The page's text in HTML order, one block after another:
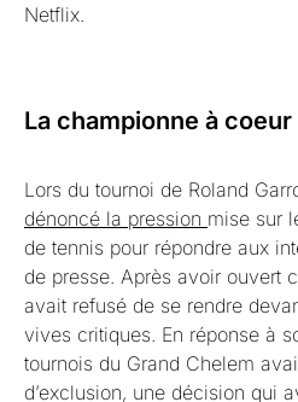
Netflix.
La championne à
Lors du tournoi de Roland
dénoncé la pression mise sur
de tennis pour répondre aux
de presse. Après avoir ouvert
avait refusé de se rendre
vives critiques. En réponse à
tournois du Grand Chelem
d’exclusion, une décision qui